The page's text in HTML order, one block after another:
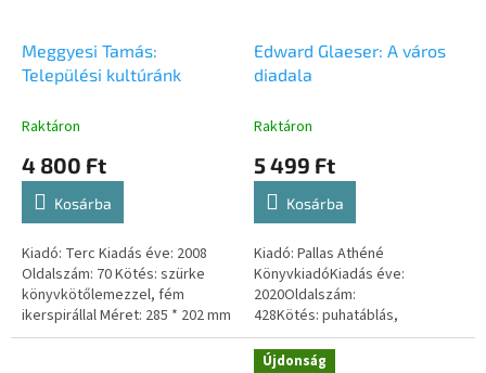
Meggyesi Tamás:
Települési kultúránk
Raktáron
4 800 Ft
Kosárba
Kiadó: Terc Kiadás éve: 2008
Oldalszám: 70 Kötés: szürke
könyvkötőlemezzel, fém
ikerspirállal Méret: 285 * 202 mm
ISBN-szám: 9789639535725
Edward Glaeser: A város
diadala
Raktáron
5 499 Ft
Kosárba
Kiadó: Pallas Athéné
KönyvkiadóKiadás éve:
2020Oldalszám:
428Kötés: puhatáblás,
ragasztókötöttMéret: 152 * 228
mmISBN-szám: 9786155884979
Újdonság